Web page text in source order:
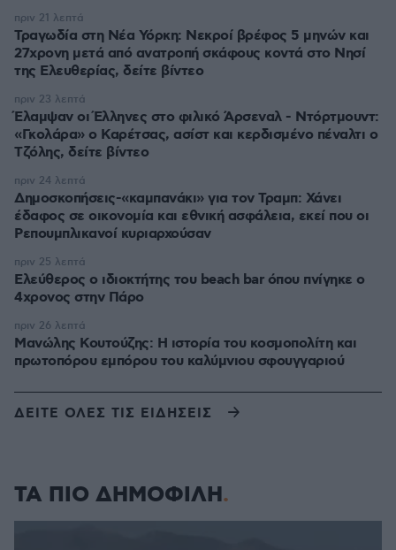
Τραγωδία στη Νέα Υόρκη: Νεκροί βρέφος 5 μηνών και
27χρονη μετά από ανατροπή σκάφους κοντά στο Νησί
της Ελευθερίας, δείτε βίντεο
πριν 21 λεπτά
Έλαμψαν οι Έλληνες στο φιλικό Άρσεναλ - Ντόρτμουντ:
«Γκολάρα» ο Καρέτσας, ασίστ και κερδισμένο πέναλτι ο
Τζόλης, δείτε βίντεο
πριν 23 λεπτά
Δημοσκοπήσεις-«καμπανάκι» για τον Τραμπ: Χάνει
έδαφος σε οικονομία και εθνική ασφάλεια, εκεί που οι
Ρεπουμπλικανοί κυριαρχούσαν
πριν 24 λεπτά
Ελεύθερος ο ιδιοκτήτης του beach bar όπου πνίγηκε ο
4χρονος στην Πάρο
πριν 25 λεπτά
Μανώλης Κουτούζης: Η ιστορία του κοσμοπολίτη και
πρωτοπόρου εμπόρου του καλύμνιου σφουγγαριού
πριν 26 λεπτά
ΔΕΙΤΕ ΟΛΕΣ ΤΙΣ ΕΙΔΗΣΕΙΣ
ΤΑ ΠΙΟ ΔΗΜΟΦΙΛΗ